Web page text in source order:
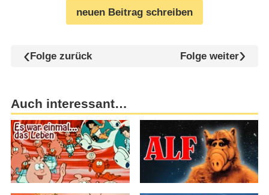
neuen Beitrag schreiben
Folge zurück Folge weiter
Auch interessant…